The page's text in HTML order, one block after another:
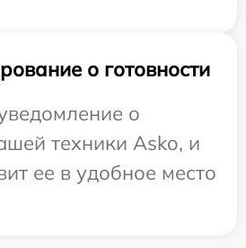
о готовности
о
техники Asko, и
ее в удобное место